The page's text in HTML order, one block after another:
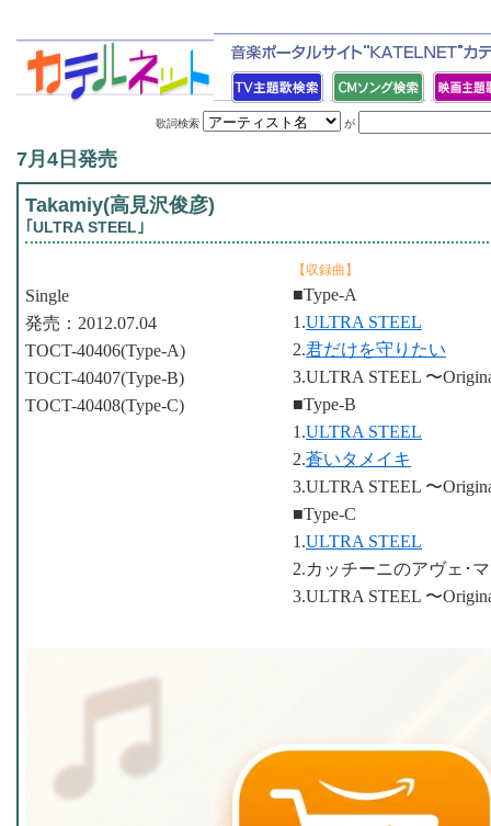
歌詞検索 が
7月4日発売
Takamiy(高見沢俊彦)
｢ULTRA STEEL｣
【収録曲】
■Type-A
1.ULTRA STEEL
2.君だけを守りたい
3.ULTRA STEEL 〜
■Type-B
1.ULTRA STEEL
2.蒼いタメイキ
3.ULTRA STEEL 〜
■Type-C
1.ULTRA STEEL
2.カッチーニのアヴェ･
3.ULTRA STEEL 〜
Single
発売：2012.07.04
TOCT-40406(Type-A)
TOCT-40407(Type-B)
TOCT-40408(Type-C)